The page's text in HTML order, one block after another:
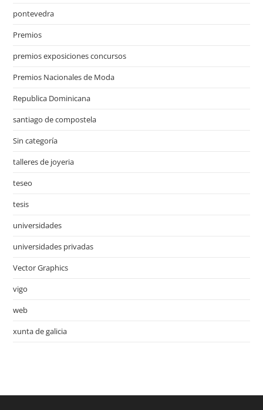
pontevedra
Premios
premios exposiciones concursos
Premios Nacionales de Moda
Republica Dominicana
santiago de compostela
Sin categoría
talleres de joyeria
teseo
tesis
universidades
universidades privadas
Vector Graphics
vigo
web
xunta de galicia